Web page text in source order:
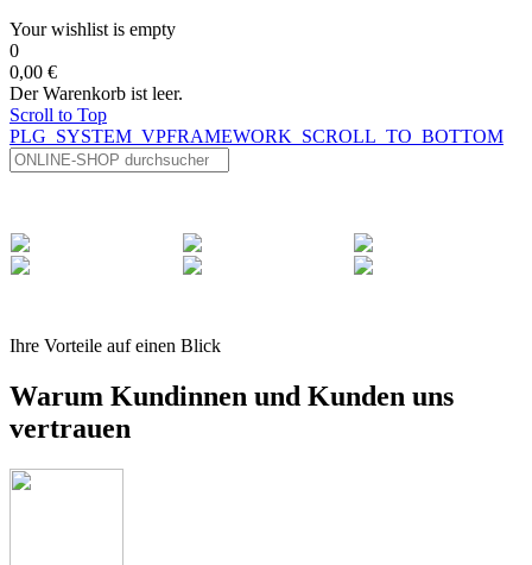
Your wishlist is empty
0
0,00 €
Der Warenkorb ist leer.
Scroll to Top
PLG_SYSTEM_VPFRAMEWORK_SCROLL_TO_BOTTOM
Ihre Vorteile auf einen Blick
Warum Kundinnen und Kunden uns
vertrauen